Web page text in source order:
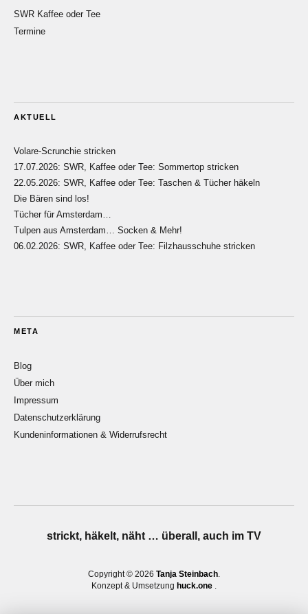
SWR Kaffee oder Tee
Termine
AKTUELL
Volare-Scrunchie stricken
17.07.2026: SWR, Kaffee oder Tee: Sommertop stricken
22.05.2026: SWR, Kaffee oder Tee: Taschen & Tücher häkeln
Die Bären sind los!
Tücher für Amsterdam…
Tulpen aus Amsterdam… Socken & Mehr!
06.02.2026: SWR, Kaffee oder Tee: Filzhausschuhe stricken
META
Blog
Über mich
Impressum
Datenschutzerklärung
Kundeninformationen & Widerrufsrecht
strickt, häkelt, näht … überall, auch im TV
Copyright © 2026 Tanja Steinbach
Konzept & Umsetzung huck.one